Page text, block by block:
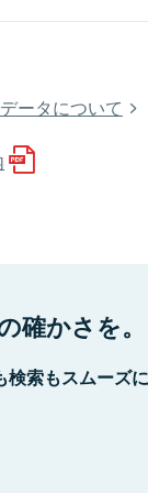
ータについて
確かさを。
検索もスムーズ